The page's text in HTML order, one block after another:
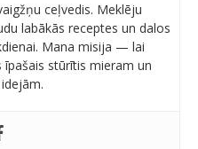
ceļvedis. Meklēju
labākās receptes un dalos
Mana misija — lai
stūrītis mieram un